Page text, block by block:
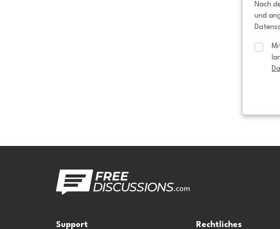
Nach
und
Support Rechtliches